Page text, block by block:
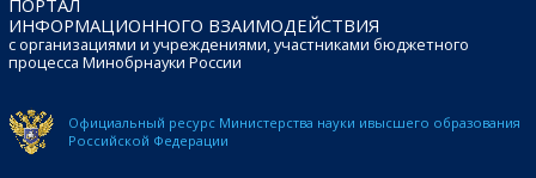
ИНФОРМАЦИОННОГО ВЗАИМОДЕЙСТВИЯ
с организациями и учреждениями, участниками бюджетного
процесса Минобрнауки России
Официальный ресурс Министерства науки ивысшего образования
Российской Федерации